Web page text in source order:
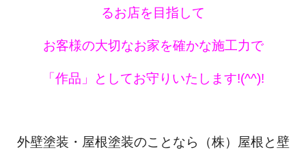
るお店を目指して
お客様の大切なお家を確かな施工力で
「作品」としてお守りいたします!(^^)!
外壁塗装・屋根塗装のことなら（株）屋根と壁